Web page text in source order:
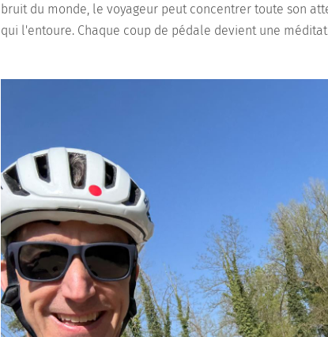
bruit du monde, le voyageur peut concentrer toute son
qui l'entoure. Chaque coup de pédale devient une